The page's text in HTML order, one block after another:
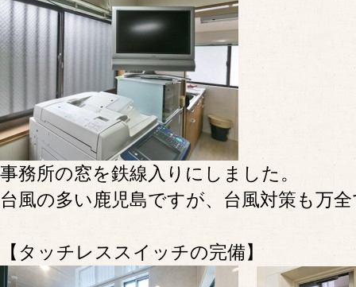
事務所の窓を鉄線入りにしました。
台風の多い鹿児島ですが、台風対策も万
【タッチレススイッチの完備】